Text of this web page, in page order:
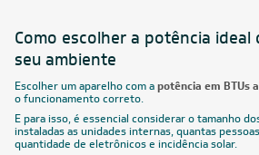
Como escolher a potência ideal
seu ambiente
Escolher um aparelho com apotência em BTUs
o funcionamento correto.
E para isso, é essencial considerar o tamanho
instaladas as unidades internas, quantas
quantidade de eletrônicos e incidência solar.